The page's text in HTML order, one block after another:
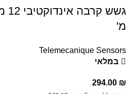
מ'
Telemecanique Sensors
במלאי
294.00 ₪